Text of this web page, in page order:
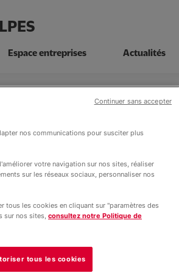
Espace entreprises Actualités
Sur
nos communications pour susciter plus
votre navigation sur nos sites, réaliser
sur les réseaux sociaux, personnaliser nos
tous les cookies en cliquant sur "paramètres des
sur nos sites, consultez notre Politique de
tous les cookies
Continuer sans accepter